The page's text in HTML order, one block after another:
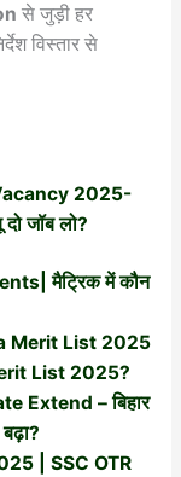
से जुड़ी हर
विस्तार से
2025-
दो जॉब लो?
मैट्रिक में कौन
Merit List 2025
List 2025?
Extend – बिहार
| SSC OTR